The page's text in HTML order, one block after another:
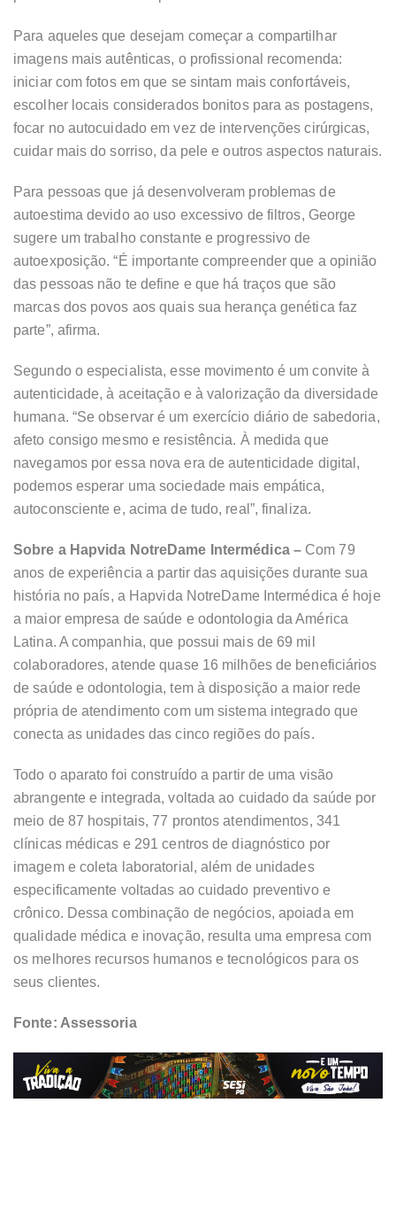
Para aqueles que desejam começar a compartilhar
imagens mais autênticas, o profissional recomenda:
iniciar com fotos em que se sintam mais confortáveis,
escolher locais considerados bonitos para as postagens,
focar no autocuidado em vez de intervenções cirúrgicas,
cuidar mais do sorriso, da pele e outros aspectos naturais.
Para pessoas que já desenvolveram problemas de
autoestima devido ao uso excessivo de filtros, George
sugere um trabalho constante e progressivo de
autoexposição. “É importante compreender que a opinião
das pessoas não te define e que há traços que são
marcas dos povos aos quais sua herança genética faz
parte”, afirma.
Segundo o especialista, esse movimento é um convite à
autenticidade, à aceitação e à valorização da diversidade
humana. “Se observar é um exercício diário de sabedoria,
afeto consigo mesmo e resistência. À medida que
navegamos por essa nova era de autenticidade digital,
podemos esperar uma sociedade mais empática,
autoconsciente e, acima de tudo, real”, finaliza.
Sobre a Hapvida NotreDame Intermédica – Com 79
anos de experiência a partir das aquisições durante sua
história no país, a Hapvida NotreDame Intermédica é hoje
a maior empresa de saúde e odontologia da América
Latina. A companhia, que possui mais de 69 mil
colaboradores, atende quase 16 milhões de beneficiários
de saúde e odontologia, tem à disposição a maior rede
própria de atendimento com um sistema integrado que
conecta as unidades das cinco regiões do país.
Todo o aparato foi construído a partir de uma visão
abrangente e integrada, voltada ao cuidado da saúde por
meio de 87 hospitais, 77 prontos atendimentos, 341
clínicas médicas e 291 centros de diagnóstico por
imagem e coleta laboratorial, além de unidades
especificamente voltadas ao cuidado preventivo e
crônico. Dessa combinação de negócios, apoiada em
qualidade médica e inovação, resulta uma empresa com
os melhores recursos humanos e tecnológicos para os
seus clientes.
Fonte: Assessoria